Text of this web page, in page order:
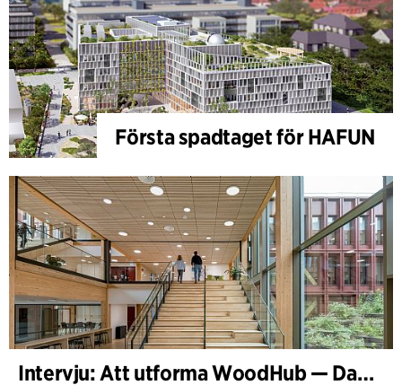
Första spadtaget för HAFUN
Intervju: Att utforma WoodHub — Danmarks största träbyggnad